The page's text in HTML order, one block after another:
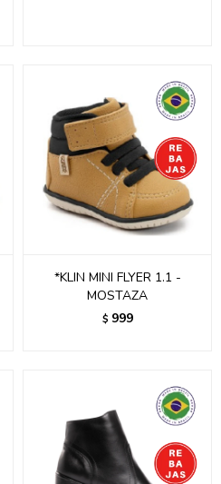
*KLIN MINI FLYER 1.1 -
MOSTAZA
$ 999